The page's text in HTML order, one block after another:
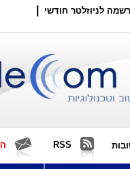
לניוזלטר חודשי
RSS